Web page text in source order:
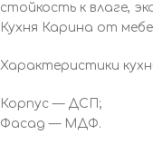
стойкость к влаге,
Кухня Карина от
Характеристики
Корпус — ДСП;
Фасад — МДФ.